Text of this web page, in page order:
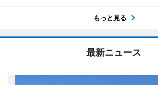
もっと見る
最新ニュース